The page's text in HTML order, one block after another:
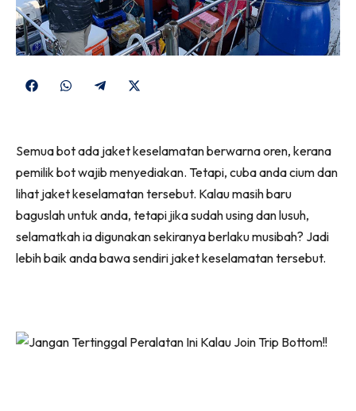
Share
Share
Share
(Twitter)
Semua bot ada jaket keselamatan berwarna oren, kerana
pemilik bot wajib menyediakan. Tetapi, cuba anda cium dan
lihat jaket keselamatan tersebut. Kalau masih baru
baguslah untuk anda, tetapi jika sudah using dan lusuh,
selamatkah ia digunakan sekiranya berlaku musibah? Jadi
lebih baik anda bawa sendiri jaket keselamatan tersebut.